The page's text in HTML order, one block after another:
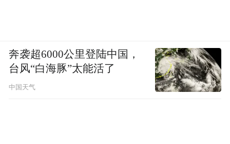
奔袭超6000公里登陆中国，
台风“白海豚”太能活了
中国天气